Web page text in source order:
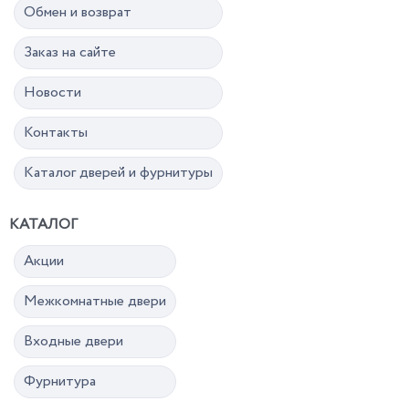
Обмен и возврат
Заказ на сайте
Новости
Контакты
Каталог дверей и фурнитуры
КАТАЛОГ
Акции
Межкомнатные двери
Входные двери
Фурнитура